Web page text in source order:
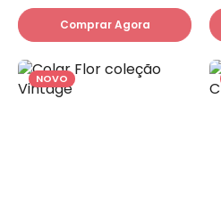
Comprar Agora
NOVO